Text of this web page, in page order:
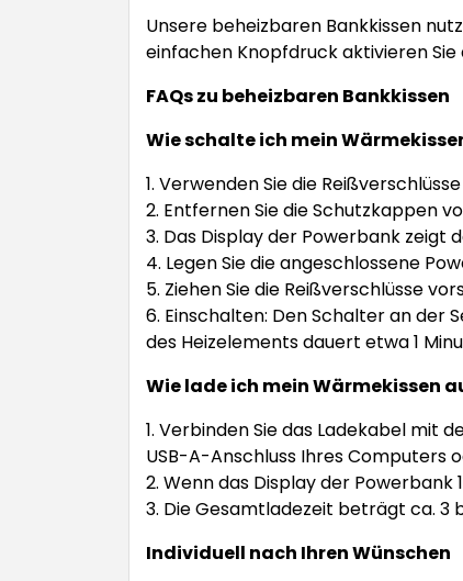
Unsere beheizbaren Bankkissen
einfachen Knopfdruck aktivieren
FAQs zu beheizbaren Bankkissen
Wie schalte ich mein
1. Verwenden Sie die
2. Entfernen Sie die Schutzkappen
3. Das Display der Powerbank zeigt
4. Legen Sie die angeschlossene
5. Ziehen Sie die Reißverschlüsse
6. Einschalten: Den Schalter an der
des Heizelements dauert etwa 1
Wie lade ich mein Wärmekissen
1. Verbinden Sie das Ladekabel mit
USB-A-Anschluss Ihres Computers
2. Wenn das Display der
3. Die Gesamtladezeit beträgt ca. 3
Individuell nach Ihren Wünschen